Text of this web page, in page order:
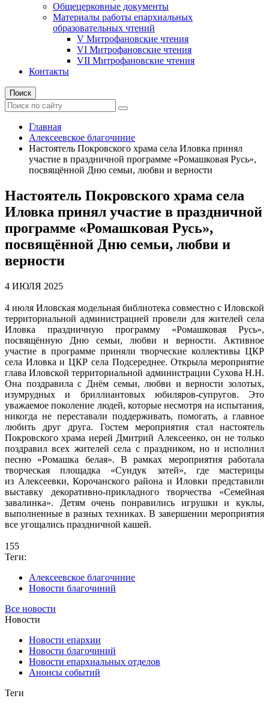
Общецерковные документы
Материалы работы епархиальных
образовательных чтений
V Митрофановские чтения
VI Митрофановские чтения
VII Митрофановские чтения
Контакты
Поиск
Главная
Алексеевское благочиние
Настоятель Покровского храма села Иловка принял
участие в праздничной программе «Ромашковая Русь»,
посвящённой Дню семьи, любви и верности
Настоятель Покровского храма села
Иловка принял участие в праздничной
программе «Ромашковая Русь»,
посвящённой Дню семьи, любви и
верности
4 ИЮЛЯ 2025
4 июля Иловская модельная библиотека совместно с Иловской
территориальной администрацией провели для жителей села
Иловка праздничную программу «Ромашковая Русь»,
посвящённую Дню семьи, любви и верности. Активное
участие в программе приняли творческие коллективы ЦКР
села Иловка и ЦКР села Подсереднее. Открыла мероприятие
глава Иловской территориальной администрации Сухова Н.Н.
Она поздравила с Днём семьи, любви и верности золотых,
изумрудных и бриллиантовых юбиляров-супругов. Это
уважаемое поколение людей, которые несмотря на испытания,
никогда не переставали поддерживать, помогать, а главное
любить друг друга. Гостем мероприятия стал настоятель
Покровского храма иерей Дмитрий Алексеенко, он не только
поздравил всех жителей села с праздником, но и исполнил
песню «Ромашка белая». В рамках мероприятия работала
творческая площадка «Сундук затей», где мастерицы
из Алексеевки, Корочанского района и Иловки представили
выставку декоративно-прикладного творчества «Семейная
завалинка». Детям очень понравились игрушки и куклы,
выполненные в разных техниках. В завершении мероприятия
все угощались праздничной кашей.
155
Теги:
Алексеевское благочиние
Новости благочиний
Все новости
Новости
Новости епархии
Новости благочиний
Новости епархиальных отделов
Анонсы событий
Теги